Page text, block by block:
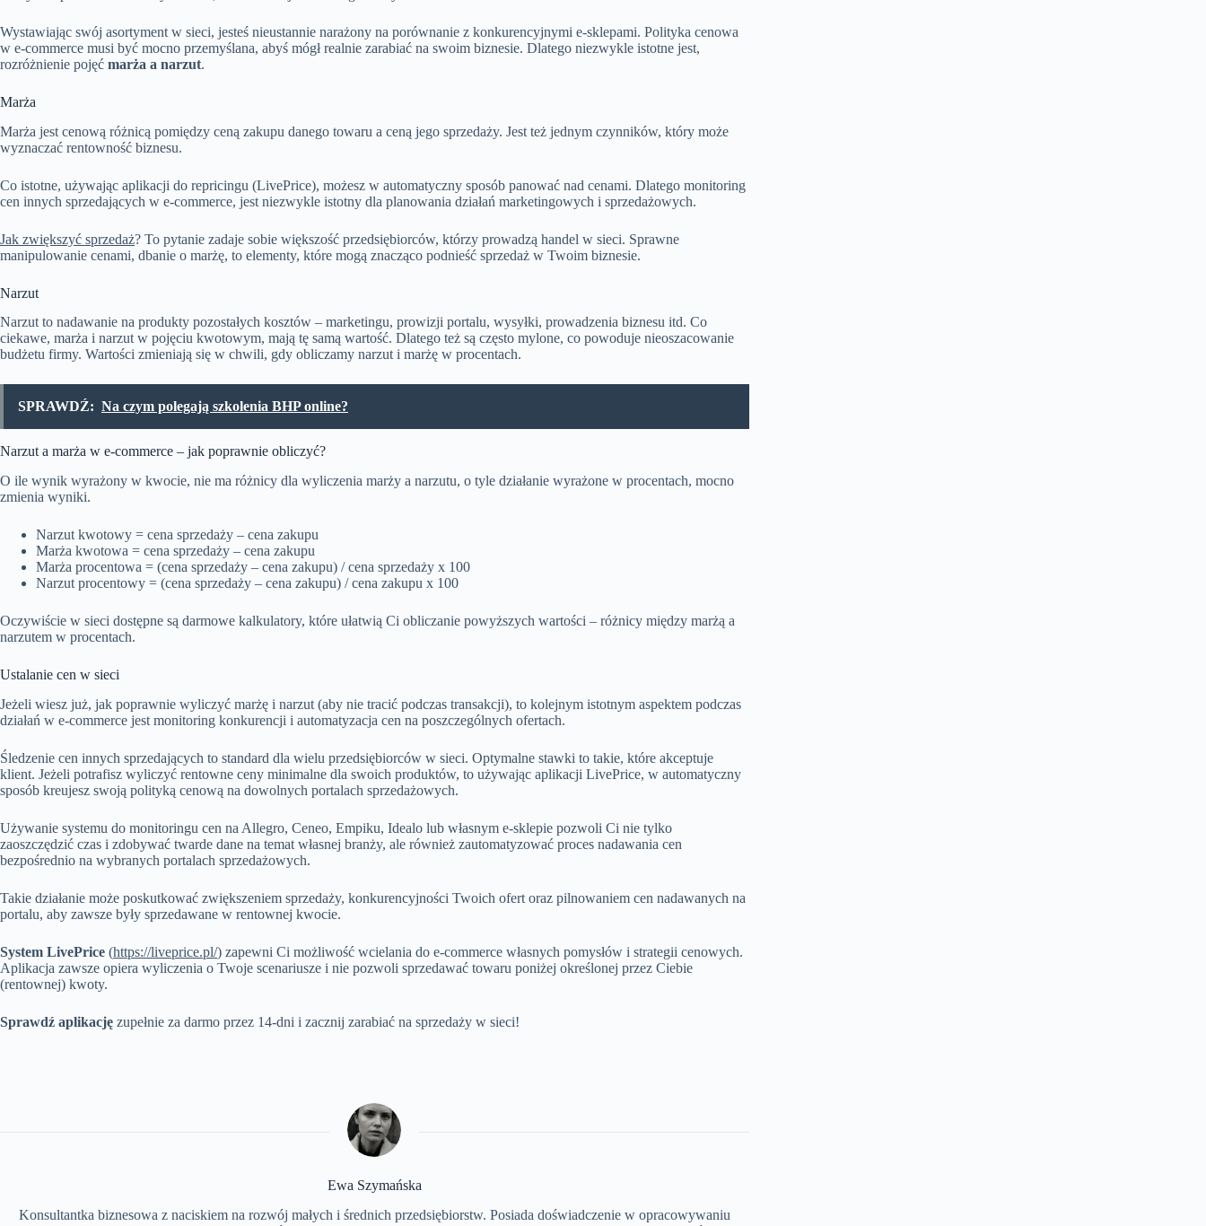
Wystawiając swój asortyment w sieci, jesteś nieustannie narażony na porównanie z konkurencyjnymi e-sklepami. Polityka cenowa
w e-commerce musi być mocno przemyślana, abyś mógł realnie zarabiać na swoim biznesie. Dlatego niezwykle istotne jest,
rozróżnienie pojęć marża a narzut.
Marża
Marża jest cenową różnicą pomiędzy ceną zakupu danego towaru a ceną jego sprzedaży. Jest też jednym czynników, który może
wyznaczać rentowność biznesu.
Co istotne, używając aplikacji do repricingu (LivePrice), możesz w automatyczny sposób panować nad cenami. Dlatego monitoring
cen innych sprzedających w e-commerce, jest niezwykle istotny dla planowania działań marketingowych i sprzedażowych.
Jak zwiększyć sprzedaż? To pytanie zadaje sobie większość przedsiębiorców, którzy prowadzą handel w sieci. Sprawne
manipulowanie cenami, dbanie o marżę, to elementy, które mogą znacząco podnieść sprzedaż w Twoim biznesie.
Narzut
Narzut to nadawanie na produkty pozostałych kosztów – marketingu, prowizji portalu, wysyłki, prowadzenia biznesu itd. Co
ciekawe, marża i narzut w pojęciu kwotowym, mają tę samą wartość. Dlatego też są często mylone, co powoduje nieoszacowanie
budżetu firmy. Wartości zmieniają się w chwili, gdy obliczamy narzut i marżę w procentach.
SPRAWDŹ: Na czym polegają szkolenia BHP online?
Narzut a marża w e-commerce – jak poprawnie obliczyć?
O ile wynik wyrażony w kwocie, nie ma różnicy dla wyliczenia marży a narzutu, o tyle działanie wyrażone w procentach, mocno
zmienia wyniki.
Narzut kwotowy = cena sprzedaży – cena zakupu
Marża kwotowa = cena sprzedaży – cena zakupu
Marża procentowa = (cena sprzedaży – cena zakupu) / cena sprzedaży x 100
Narzut procentowy = (cena sprzedaży – cena zakupu) / cena zakupu x 100
Oczywiście w sieci dostępne są darmowe kalkulatory, które ułatwią Ci obliczanie powyższych wartości – różnicy między marżą a
narzutem w procentach.
Ustalanie cen w sieci
Jeżeli wiesz już, jak poprawnie wyliczyć marżę i narzut (aby nie tracić podczas transakcji), to kolejnym istotnym aspektem podczas
działań w e-commerce jest monitoring konkurencji i automatyzacja cen na poszczególnych ofertach.
Śledzenie cen innych sprzedających to standard dla wielu przedsiębiorców w sieci. Optymalne stawki to takie, które akceptuje
klient. Jeżeli potrafisz wyliczyć rentowne ceny minimalne dla swoich produktów, to używając aplikacji LivePrice, w automatyczny
sposób kreujesz swoją polityką cenową na dowolnych portalach sprzedażowych.
Używanie systemu do monitoringu cen na Allegro, Ceneo, Empiku, Idealo lub własnym e-sklepie pozwoli Ci nie tylko
zaoszczędzić czas i zdobywać twarde dane na temat własnej branży, ale również zautomatyzować proces nadawania cen
bezpośrednio na wybranych portalach sprzedażowych.
Takie działanie może poskutkować zwiększeniem sprzedaży, konkurencyjności Twoich ofert oraz pilnowaniem cen nadawanych na
portalu, aby zawsze były sprzedawane w rentownej kwocie.
System LivePrice (https://liveprice.pl/) zapewni Ci możliwość wcielania do e-commerce własnych pomysłów i strategii cenowych.
Aplikacja zawsze opiera wyliczenia o Twoje scenariusze i nie pozwoli sprzedawać towaru poniżej określonej przez Ciebie
(rentownej) kwoty.
Sprawdź aplikację zupełnie za darmo przez 14-dni i zacznij zarabiać na sprzedaży w sieci!
Ewa Szymańska
Konsultantka biznesowa z naciskiem na rozwój małych i średnich przedsiębiorstw. Posiada doświadczenie w opracowywaniu